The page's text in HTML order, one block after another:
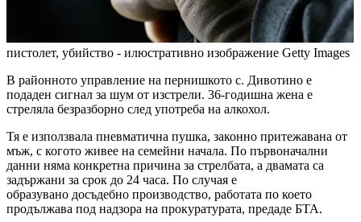
пистолет, убийство - илюстративно изображение Getty Images
В районното управление на пернишкото с. Дивотино е
подаден сигнал за шум от изстрели. 36-годишна жена е
стреляла безразборно след употреба на алкохол.
Тя е използвала пневматична пушка, законно притежавана от
мъж, с когото живее на семейни начала. По първоначални
данни няма конкретна причина за стрелбата, а двамата са
задържани за срок до 24 часа. По случая е
образувано досъдебно производство, работата по което
продължава под надзора на прокуратурата, предаде БТА.